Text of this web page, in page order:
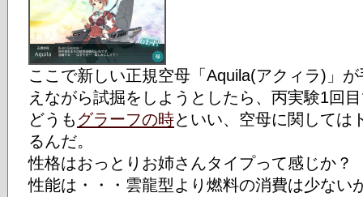
ここで新しい正規空母「Aquila(アクィラ)」
えながら試掘をしようとしたら、丙実験1回
どうも グラーフの時といい、空母に関しては
るんだ。
性格はおっとりお姉さんタイプって感じか？
性能は・・・雲龍型より燃料の消費は少ない